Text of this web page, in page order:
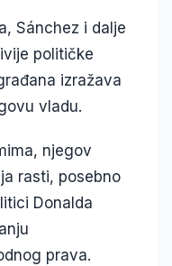
Sánchez i dalje
političke
izražava
vladu.
njegov
rasti, posebno
Donalda
prava.